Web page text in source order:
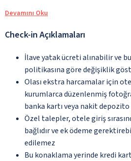
Devamını Oku
Check-in Açıklamaları
İlave yatak ücreti alınabilir ve
politikasına göre değişiklik
Olası ekstra harcamalar için
kurumlarca düzenlenmiş
banka kartı veya nakit
Özel talepler, otele giriş
bağlıdır ve ek ödeme
edilemez
Bu konaklama yerinde kredi